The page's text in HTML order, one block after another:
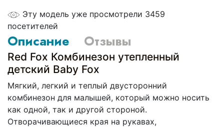
Эту модель уже просмотрели 3459
посетителей
Описание Отзывы
Red Fox Комбинезон утепленный
детский Baby Fox
Мягкий, легкий и теплый двусторонний
комбинезон для малышей, который можно носить
как одной, так и другой стороной.
Отворачивающиеся края на рукавах,